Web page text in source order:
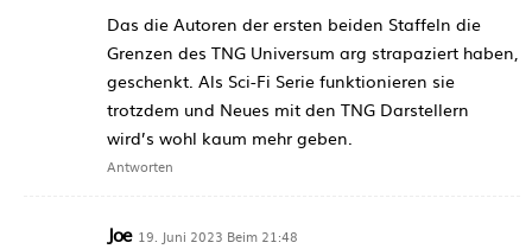
Das die Autoren der ersten beiden Staffeln die
Grenzen des TNG Universum arg strapaziert haben,
geschenkt. Als Sci-Fi Serie funktionieren sie
trotzdem und Neues mit den TNG Darstellern
wird’s wohl kaum mehr geben.
Antworten
Joe 19. Juni 2023 Beim 21:48